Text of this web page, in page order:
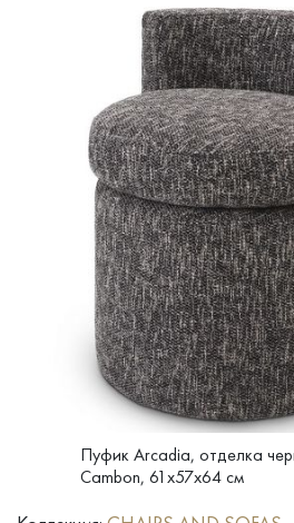
Пуфик Arcadia, отделка
Cambon, 61x57x64 см